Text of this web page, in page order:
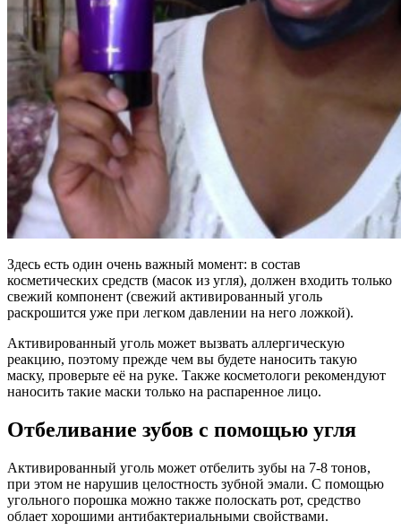
Здесь есть один очень важный момент: в состав
косметических средств (масок из угля), должен входить только
свежий компонент (свежий активированный уголь
раскрошится уже при легком давлении на него ложкой).
Активированный уголь может вызвать аллергическую
реакцию, поэтому прежде чем вы будете наносить такую
маску, проверьте её на руке. Также косметологи рекомендуют
наносить такие маски только на распаренное лицо.
Отбеливание зубов с помощью угля
Активированный уголь может отбелить зубы на 7-8 тонов,
при этом не нарушив целостность зубной эмали. С помощью
угольного порошка можно также полоскать рот, средство
облает хорошими антибактериальными свойствами.